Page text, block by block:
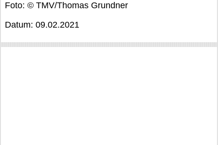
Foto: © TMV/Thomas Grundner
Datum: 09.02.2021